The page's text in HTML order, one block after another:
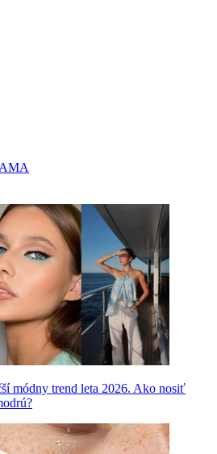
módny trend leta 2026. Ako nosiť